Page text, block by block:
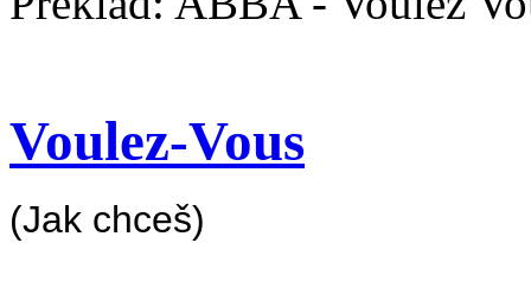
Voulez-Vous
(Jak chceš)